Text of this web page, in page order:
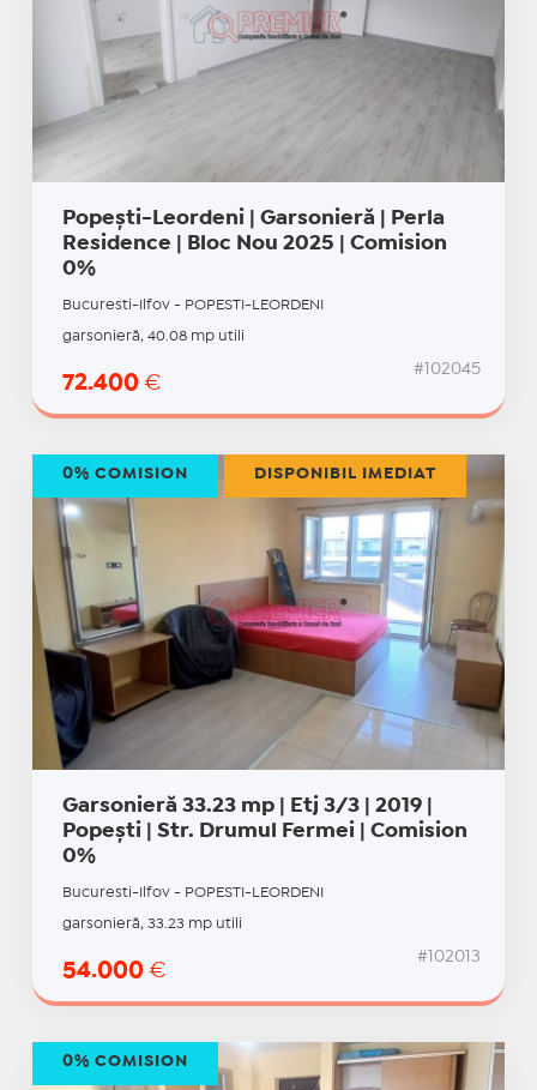
Popești-Leordeni | Garsonieră | Perla
Residence | Bloc Nou 2025 | Comision
0%
Bucuresti-Ilfov - POPESTI-LEORDENI
garsonieră, 40.08 mp utili
72.400 €
#102045
Garsonieră 33.23 mp | Etj 3/3 | 2019 |
Popești | Str. Drumul Fermei | Comision
0%
Bucuresti-Ilfov - POPESTI-LEORDENI
garsonieră, 33.23 mp utili
54.000 €
#102013
0% COMISION DISPONIBIL IMEDIAT
0% COMISION